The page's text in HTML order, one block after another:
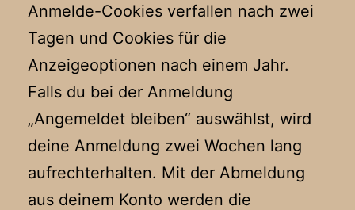
Anmelde-Cookies verfallen nach zwei
Tagen und Cookies für die
Anzeigeoptionen nach einem Jahr.
Falls du bei der Anmeldung
„Angemeldet bleiben“ auswählst, wird
deine Anmeldung zwei Wochen lang
aufrechterhalten. Mit der Abmeldung
aus deinem Konto werden die